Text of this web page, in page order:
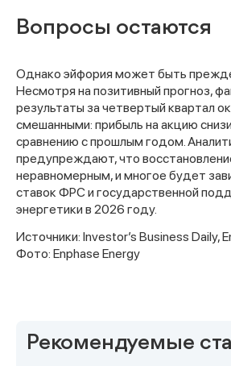
Вопросы остаются
Однако эйфория может быть
Несмотря на позитивный прогноз,
результаты за четвертый квартал
смешанными: прибыль на акцию
сравнению с прошлым годом.
предупреждают, что
неравномерным, и многое будет
ставок ФРС и государственной
энергетики в 2026 году.
Источники: Investor’s Business Daily,
Фото: Enphase Energy
Рекомендуемые